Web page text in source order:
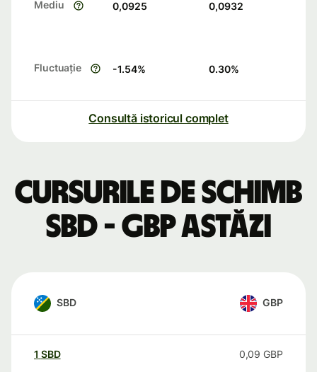
Mediu 0,0925 0,0932
Fluctuație -1.54% 0.30%
Consultă istoricul complet
Cursurile de schimb
SBD - GBP astăzi
SBD GBP
1 SBD 0,09 GBP